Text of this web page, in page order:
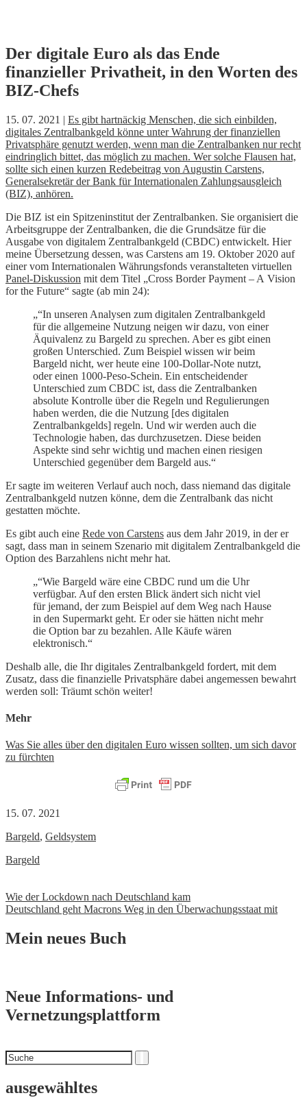
Skip
to
content
Der digitale Euro als das Ende
finanzieller Privatheit, in den Worten des
BIZ-Chefs
15. 07. 2021 | Es gibt hartnäckig Menschen, die sich einbilden,
digitales Zentralbankgeld könne unter Wahrung der finanziellen
Privatsphäre genutzt werden, wenn man die Zentralbanken nur recht
eindringlich bittet, das möglich zu machen. Wer solche Flausen hat,
sollte sich einen kurzen Redebeitrag von Augustin Carstens,
Generalsekretär der Bank für Internationalen Zahlungsausgleich
(BIZ), anhören.
Die BIZ ist ein Spitzeninstitut der Zentralbanken. Sie organisiert die
Arbeitsgruppe der Zentralbanken, die die Grundsätze für die
Ausgabe von digitalem Zentralbankgeld (CBDC) entwickelt. Hier
meine Übersetzung dessen, was Carstens am 19. Oktober 2020 auf
einer vom Internationalen Währungsfonds veranstalteten virtuellen
Panel-Diskussion mit dem Titel „Cross Border Payment – A Vision
for the Future“ sagte (ab min 24):
„“In unseren Analysen zum digitalen Zentralbankgeld
für die allgemeine Nutzung neigen wir dazu, von einer
Äquivalenz zu Bargeld zu sprechen. Aber es gibt einen
großen Unterschied. Zum Beispiel wissen wir beim
Bargeld nicht, wer heute eine 100-Dollar-Note nutzt,
oder einen 1000-Peso-Schein. Ein entscheidender
Unterschied zum CBDC ist, dass die Zentralbanken
absolute Kontrolle über die Regeln und Regulierungen
haben werden, die die Nutzung [des digitalen
Zentralbankgelds] regeln. Und wir werden auch die
Technologie haben, das durchzusetzen. Diese beiden
Aspekte sind sehr wichtig und machen einen riesigen
Unterschied gegenüber dem Bargeld aus.“
Er sagte im weiteren Verlauf auch noch, dass niemand das digitale
Zentralbankgeld nutzen könne, dem die Zentralbank das nicht
gestatten möchte.
Es gibt auch eine Rede von Carstens aus dem Jahr 2019, in der er
sagt, dass man in seinem Szenario mit digitalem Zentralbankgeld die
Option des Barzahlens nicht mehr hat.
„“Wie Bargeld wäre eine CBDC rund um die Uhr
verfügbar. Auf den ersten Blick ändert sich nicht viel
für jemand, der zum Beispiel auf dem Weg nach Hause
in den Supermarkt geht. Er oder sie hätten nicht mehr
die Option bar zu bezahlen. Alle Käufe wären
elektronisch.“
Deshalb alle, die Ihr digitales Zentralbankgeld fordert, mit dem
Zusatz, dass die finanzielle Privatsphäre dabei angemessen bewahrt
werden soll: Träumt schön weiter!
Mehr
Was Sie alles über den digitalen Euro wissen sollten, um sich davor
zu fürchten
15. 07. 2021
Bargeld, Geldsystem
Bargeld
Beitrags-
Navigation
Wie der Lockdown nach Deutschland kam
Deutschland geht Macrons Weg in den Überwachungsstaat mit
Mein neues Buch
Neue Informations- und
Vernetzungsplattform
Suchen
nach
ausgewähltes